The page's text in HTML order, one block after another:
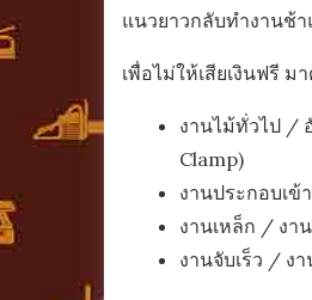
แนวยาวกลับทำงานช้า
เพื่อไม่ให้เสียเงินฟรี
งานไม้ทั่วไป /
Clamp)
งานประกอบเข้
งานเหล็ก / งา
งานจับเร็ว / ง